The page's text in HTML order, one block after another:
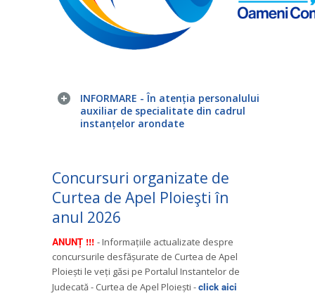
INFORMARE - În atenția personalului
auxiliar de specialitate din cadrul
instanțelor arondate
Concursuri organizate de
Curtea de Apel Ploieşti în
anul 2026
ANUNȚ !!! - Informațiile actualizate despre
concursurile desfășurate de Curtea de Apel
Ploiești le veți găsi pe Portalul Instantelor de
Judecată - Curtea de Apel Ploiești -click aici